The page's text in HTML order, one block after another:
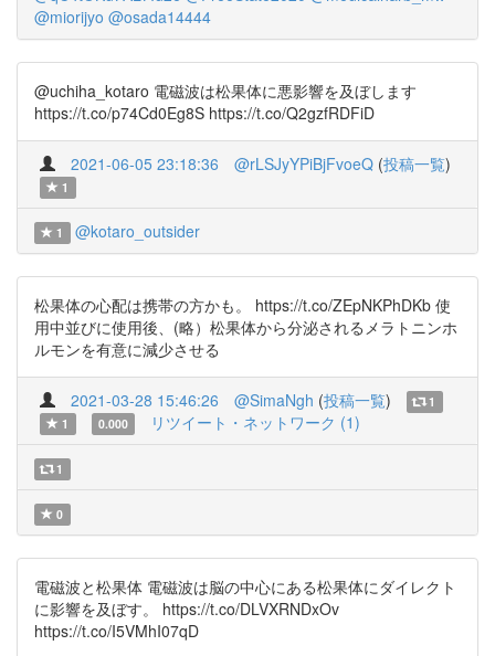
@miorijyo @osada14444
@uchiha_kotaro 電磁波は松果体に悪影響を及ぼします
https://t.co/p74Cd0Eg8S https://t.co/Q2gzfRDFiD
2021-06-05 23:18:36 @rLSJyYPiBjFvoeQ (投稿一覧)
1
1 @kotaro_outsider
松果体の心配は携帯の方かも。 https://t.co/ZEpNKPhDKb 使
用中並びに使用後、(略）松果体から分泌されるメラトニンホ
ルモンを有意に減少させる
2021-03-28 15:46:26 @SimaNgh (投稿一覧)
1
1
0.000 リツイート・ネットワーク (1)
1
0
電磁波と松果体 電磁波は脳の中心にある松果体にダイレクト
に影響を及ぼす。 https://t.co/DLVXRNDxOv
https://t.co/I5VMhI07qD